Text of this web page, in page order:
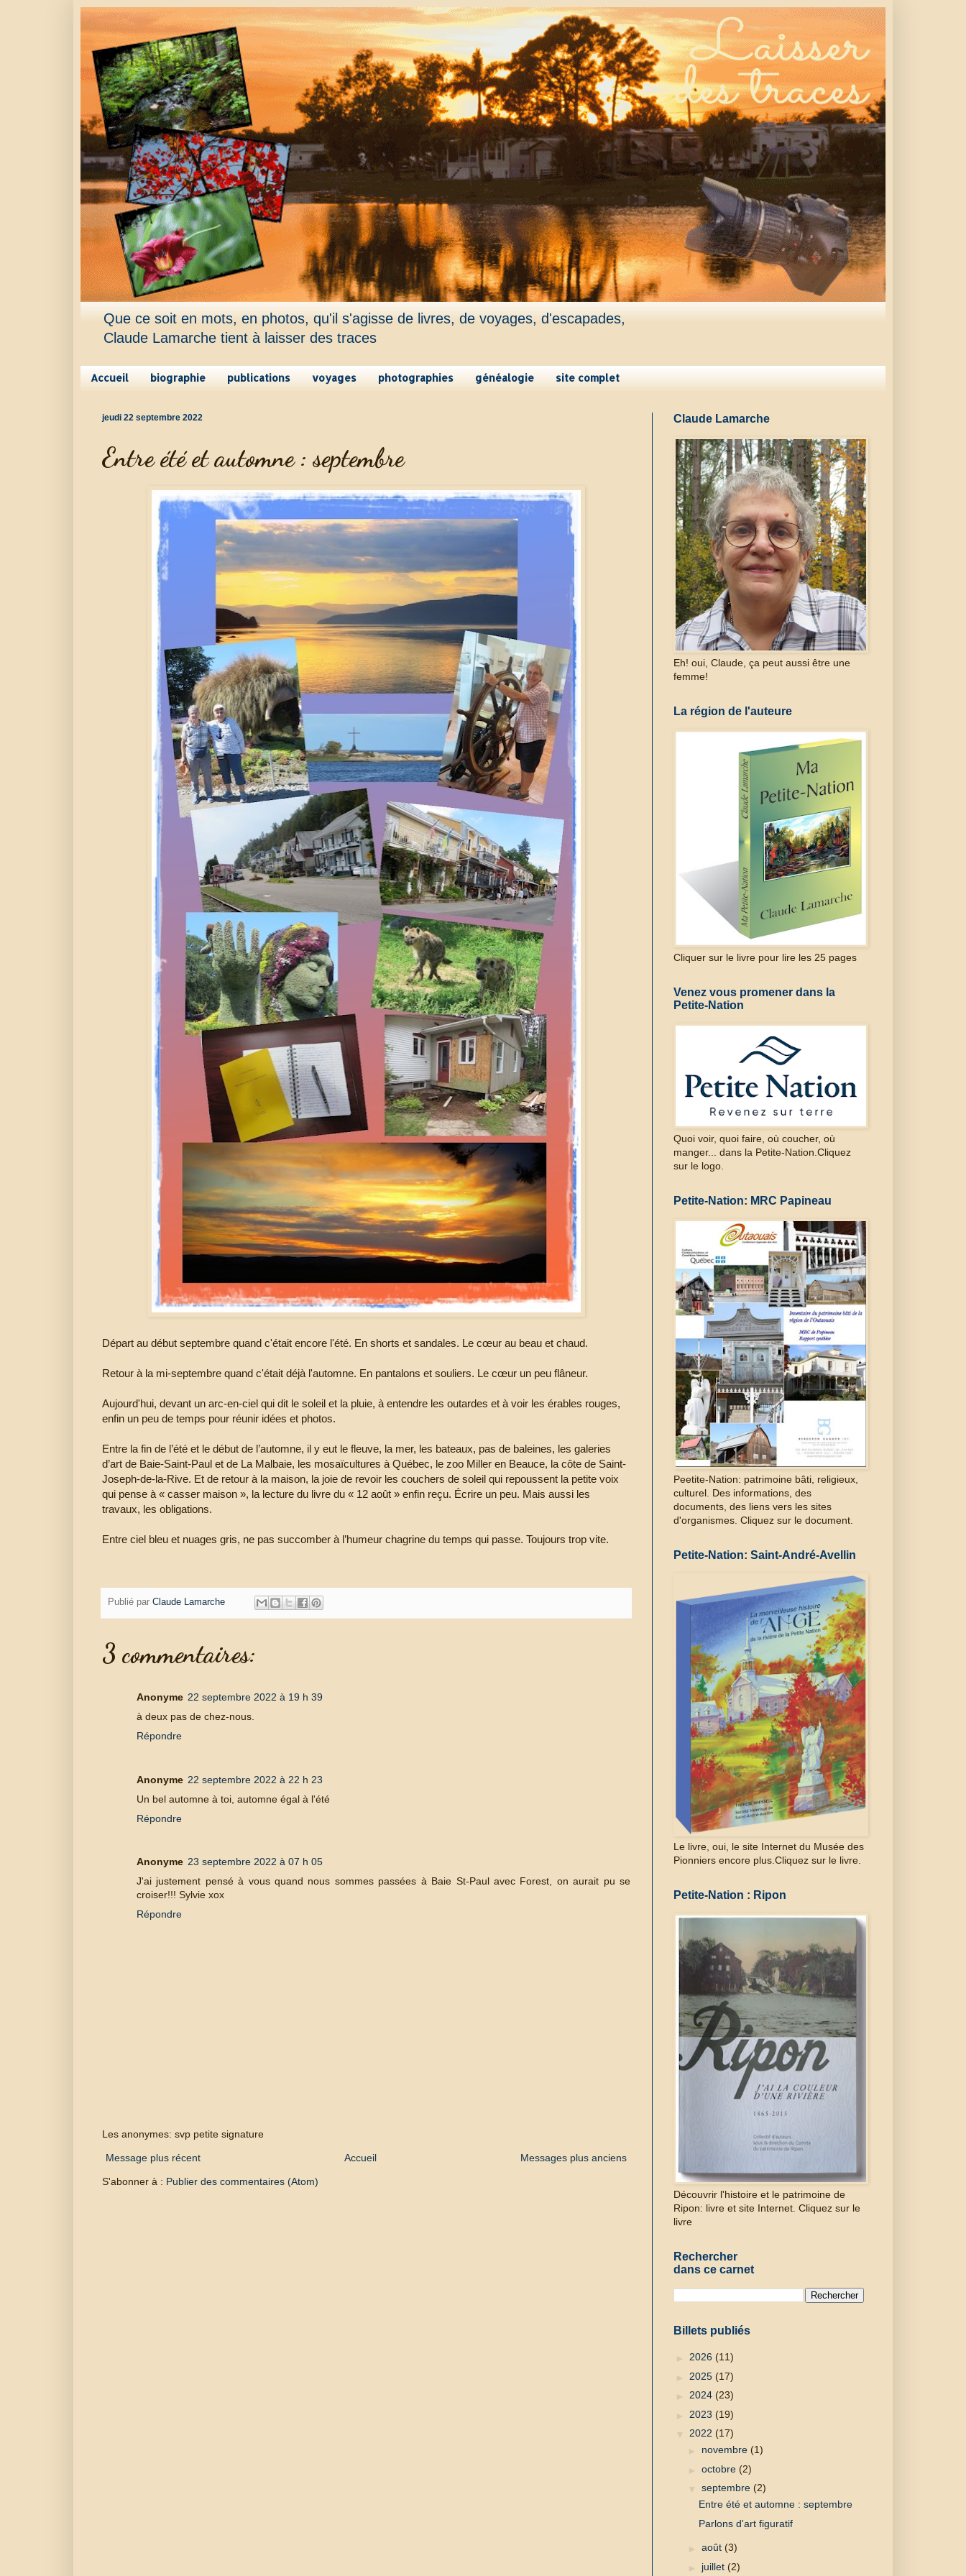
Que ce soit en mots, en photos, qu'il s'agisse de livres, de voyages, d'escapades,
Claude Lamarche tient à laisser des traces
Accueil biographie publications voyages photographies généalogie site complet
jeudi 22 septembre 2022
Entre été et automne : septembre
Départ au début septembre quand c'était encore l'été. En shorts et sandales. Le cœur au beau et chaud.
Retour à la mi-septembre quand c'était déjà l'automne. En pantalons et souliers. Le cœur un peu flâneur.
Aujourd'hui, devant un arc-en-ciel qui dit le soleil et la pluie, à entendre les outardes et à voir les érables rouges,
enfin un peu de temps pour réunir idées et photos.
Entre la fin de l’été et le début de l’automne, il y eut le fleuve, la mer, les bateaux, pas de baleines, les galeries
d’art de Baie-Saint-Paul et de La Malbaie, les mosaïcultures à Québec, le zoo Miller en Beauce, la côte de Saint-
Joseph-de-la-Rive. Et de retour à la maison, la joie de revoir les couchers de soleil qui repoussent la petite voix
qui pense à « casser maison », la lecture du livre du « 12 août » enfin reçu. Écrire un peu. Mais aussi les
travaux, les obligations.
Entre ciel bleu et nuages gris, ne pas succomber à l’humeur chagrine du temps qui passe. Toujours trop vite.
Publié par Claude Lamarche
3 commentaires:
Anonyme 22 septembre 2022 à 19 h 39
à deux pas de chez-nous.
Répondre
Anonyme 22 septembre 2022 à 22 h 23
Un bel automne à toi, automne égal à l'été
Répondre
Anonyme 23 septembre 2022 à 07 h 05
J'ai justement pensé à vous quand nous sommes passées à Baie St-Paul avec Forest, on aurait pu se
croiser!!! Sylvie xox
Répondre
Les anonymes: svp petite signature
Message plus récent Messages plus anciens
Accueil
S'abonner à : Publier des commentaires (Atom)
Claude Lamarche
Eh! oui, Claude, ça peut aussi être une
femme!
La région de l'auteure
Cliquer sur le livre pour lire les 25 pages
Venez vous promener dans la
Petite-Nation
Quoi voir, quoi faire, où coucher, où
manger... dans la Petite-Nation.Cliquez
sur le logo.
Petite-Nation: MRC Papineau
Peetite-Nation: patrimoine bâti, religieux,
culturel. Des informations, des
documents, des liens vers les sites
d'organismes. Cliquez sur le document.
Petite-Nation: Saint-André-Avellin
Le livre, oui, le site Internet du Musée des
Pionniers encore plus.Cliquez sur le livre.
Petite-Nation : Ripon
Découvrir l'histoire et le patrimoine de
Ripon: livre et site Internet. Cliquez sur le
livre
Rechercher
dans ce carnet
Billets publiés
► 2026 (11)
► 2025 (17)
► 2024 (23)
► 2023 (19)
▼ 2022 (17)
► novembre (1)
► octobre (2)
▼ septembre (2)
Entre été et automne : septembre
Parlons d'art figuratif
► août (3)
► juillet (2)